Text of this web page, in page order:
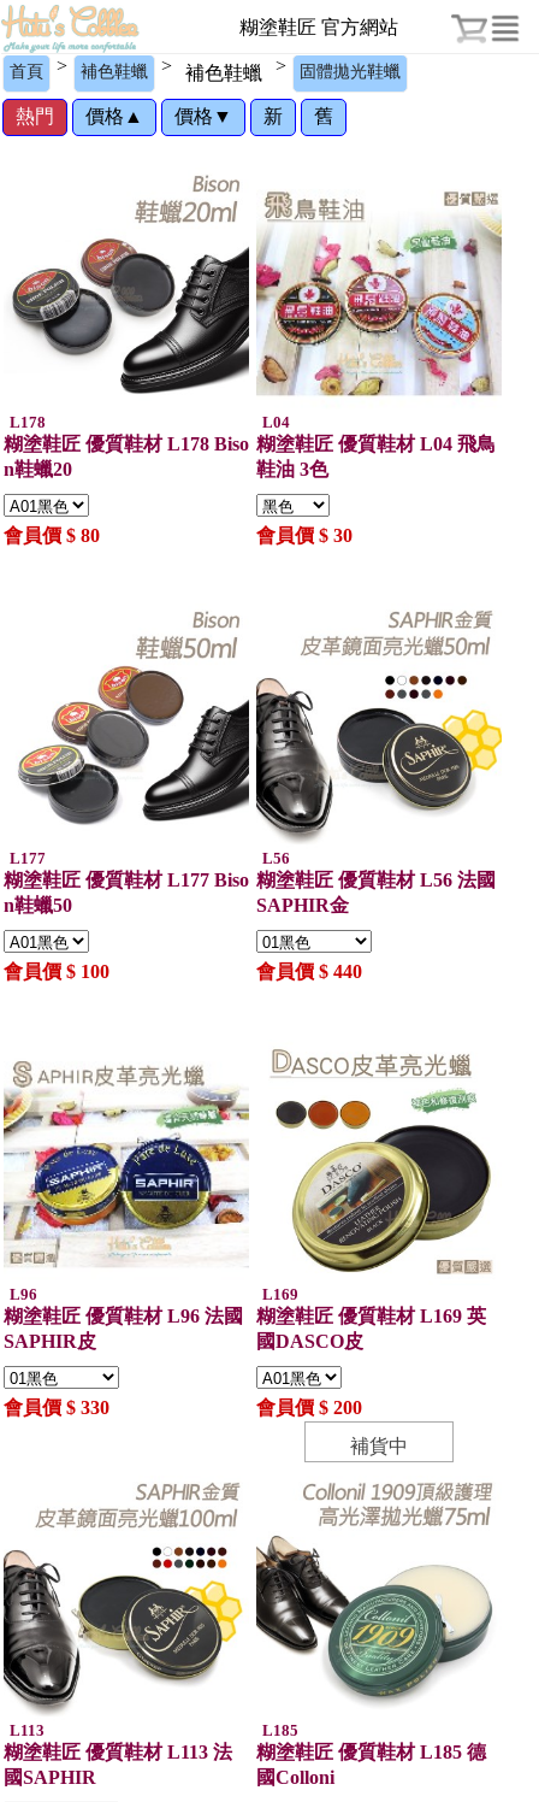
糊塗鞋匠 官方網站
首頁 > 補色鞋蠟 > 補色鞋蠟 > 固體拋光鞋蠟
熱門 價格▲ 價格▼ 新 舊
L178
糊塗鞋匠 優質鞋材 L178 Biso
n鞋蠟20
會員價 $ 80
L04
糊塗鞋匠 優質鞋材 L04 飛鳥
鞋油 3色
會員價 $ 30
L177
糊塗鞋匠 優質鞋材 L177 Biso
n鞋蠟50
會員價 $ 100
L56
糊塗鞋匠 優質鞋材 L56 法國
SAPHIR金
會員價 $ 440
L96
糊塗鞋匠 優質鞋材 L96 法國
SAPHIR皮
會員價 $ 330
L169
糊塗鞋匠 優質鞋材 L169 英
國DASCO皮
會員價 $ 200
補貨中
L113
糊塗鞋匠 優質鞋材 L113 法
國SAPHIR
L185
糊塗鞋匠 優質鞋材 L185 德
國Colloni